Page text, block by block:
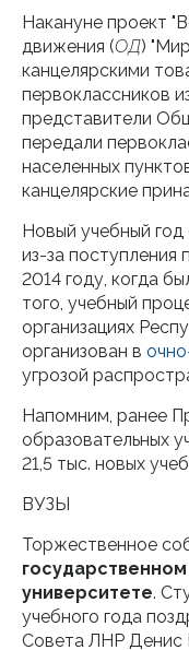
Накануне проект
движения (ОД)
канцелярскими
первоклассников
представители
передали
населенных
канцелярские
Новый учебный
из-за поступления
2014 году, когда
того, учебный
организациях
организован в
угрозой
Напомним, ранее
образовательных
21,5 тыс. новых
ВУЗЫ
Торжественное
университете.
учебного года
Совета ЛНР Денис